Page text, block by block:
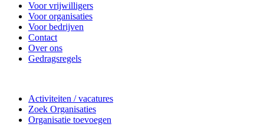
Voor vrijwilligers
Voor organisaties
Voor bedrijven
Contact
Over ons
Gedragsregels
Activiteiten / vacatures
Zoek Organisaties
Organisatie toevoegen